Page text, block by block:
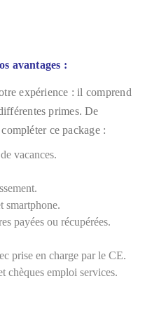
avantages :
expérience : il comprend
primes. De
ce package :
vacances.
smartphone.
payées ou récupérées.
prise en charge par le CE.
chèques emploi services.